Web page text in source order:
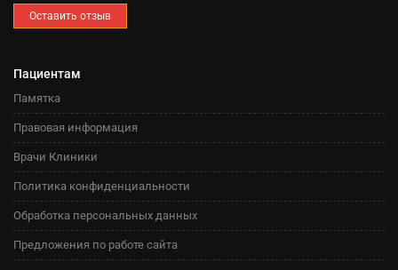
Оставить отзыв
Пациентам
Памятка
Правовая информация
Врачи Клиники
Политика конфиденциальности
Обработка персональных данных
Предложения по работе сайта